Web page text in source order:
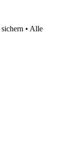
sichern • Alle